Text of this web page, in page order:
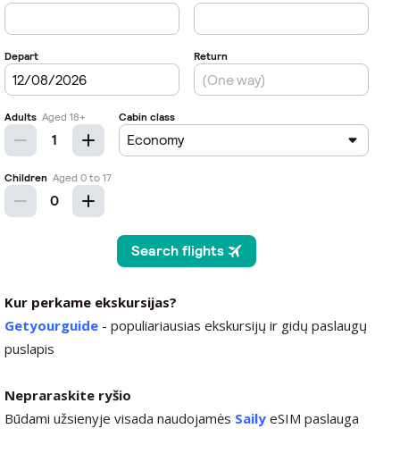
Kur perkame ekskursijas?
Getyourguide - populiariausias ekskursijų ir gidų paslaugų
puslapis
Nepraraskite ryšio
Būdami užsienyje visada naudojamės Saily eSIM paslauga